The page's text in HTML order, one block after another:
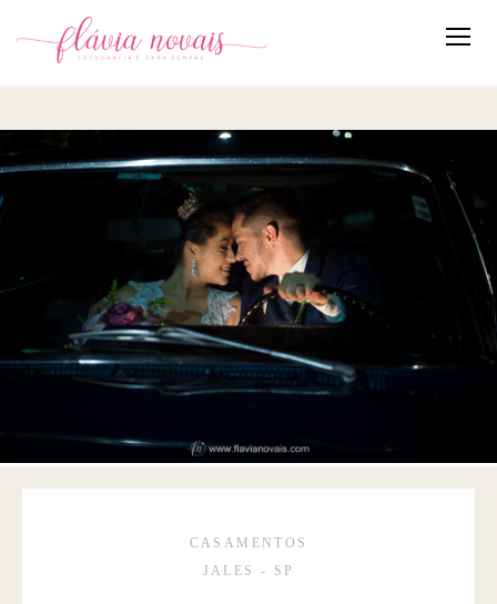
CASAMENTOS
JALES - SP